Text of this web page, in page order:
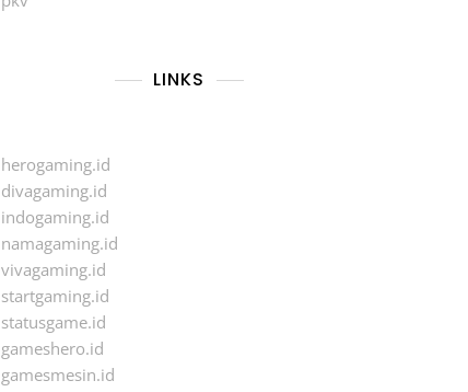
LINKS
herogaming.id
divagaming.id
indogaming.id
namagaming.id
vivagaming.id
startgaming.id
statusgame.id
gameshero.id
gamesmesin.id